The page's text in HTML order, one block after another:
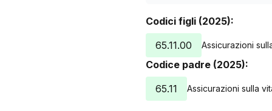
Codici figli (2025):
65.11.00
Assicurazioni
Codice padre (2025):
65.11
Assicurazioni sulla